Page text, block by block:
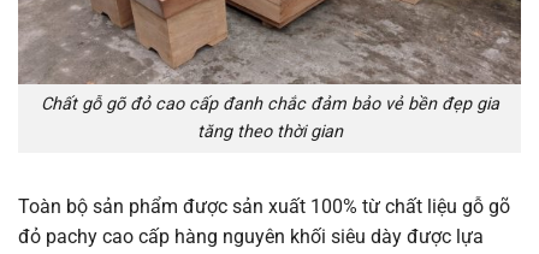
Chất gỗ gõ đỏ cao cấp đanh chắc đảm bảo vẻ bền đẹp gia
tăng theo thời gian
Toàn bộ sản phẩm được sản xuất 100% từ chất liệu gỗ gõ
đỏ pachy cao cấp hàng nguyên khối siêu dày được lựa